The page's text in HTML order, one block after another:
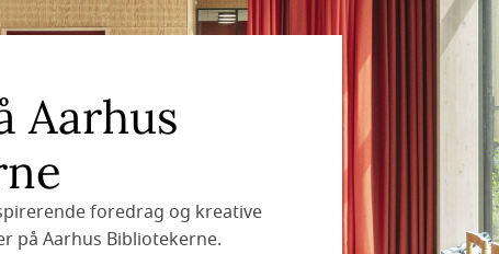
Aarhus
foredrag og kreative
på Aarhus Bibliotekerne.